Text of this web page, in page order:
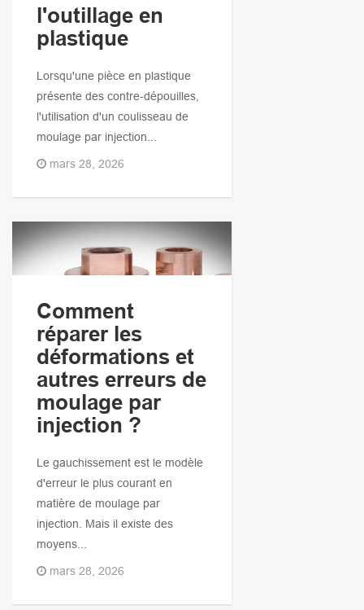
l'outillage en
plastique
Lorsqu'une pièce en plastique
présente des contre-dépouilles,
l'utilisation d'un coulisseau de
moulage par injection...
mars 28, 2026
Comment
réparer les
déformations et
autres erreurs de
moulage par
injection ?
Le gauchissement est le modèle
d'erreur le plus courant en
matière de moulage par
injection. Mais il existe des
moyens...
mars 28, 2026